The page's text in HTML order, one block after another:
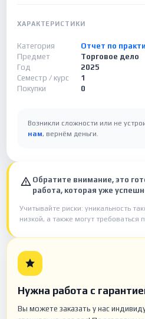
ХАРАКТЕРИСТИКИ
Категория
Отчет по
Предмет
Торговое дело
Год
2025
Семестр / курс
1
Покупки
0
Возникли сложности или не
нам, вернём деньги.
Обратите внимание, это
работа, которая уже
Учитывайте риски: уникальность
низкой, а также могут требоваться
Нужна работа с
Вы можете заказать у нас